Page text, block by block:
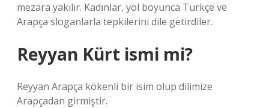
mezara yakılır. Kadınlar, yol boyunca Türkçe ve
Arapça sloganlarla tepkilerini dile getirdiler.
Reyyan Kürt ismi mi?
Reyyan Arapça kökenli bir isim olup dilimize
Arapçadan girmiştir.